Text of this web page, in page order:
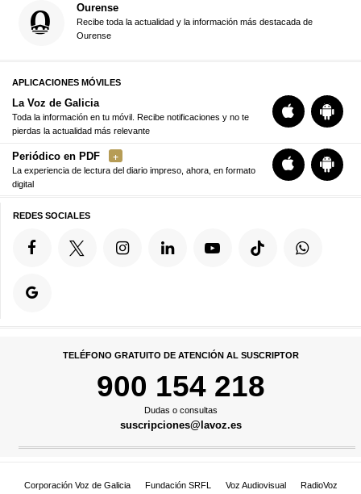
Ourense
Recibe toda la actualidad y la información más destacada de
Ourense
APLICACIONES MÓVILES
La Voz de Galicia
Toda la información en tu móvil. Recibe notificaciones y no te
pierdas la actualidad más relevante
Periódico en PDF
La experiencia de lectura del diario impreso, ahora, en formato
digital
REDES SOCIALES
TELÉFONO GRATUITO DE ATENCIÓN AL SUSCRIPTOR
900 154 218
Dudas o consultas
suscripciones@lavoz.es
Corporación Voz de Galicia Fundación SRFL Voz Audiovisual RadioVoz